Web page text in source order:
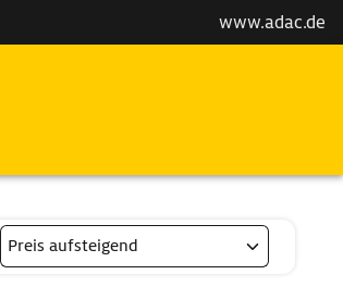
www.adac.de